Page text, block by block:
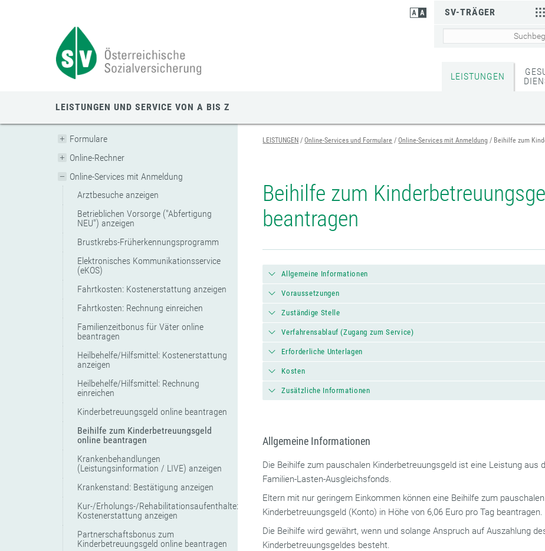
SV-TRÄGER
LEISTUNGEN
LEISTUNGEN UND SERVICE VON A BIS Z
Formulare
Online-Rechner
Online-Services mit Anmeldung
Arztbesuche anzeigen
Betrieblichen Vorsorge ("Abfertigung
NEU") anzeigen
Brustkrebs-Früherkennungsprogramm
Elektronisches Kommunikationsservice
(eKOS)
Fahrtkosten: Kostenerstattung anzeigen
Fahrtkosten: Rechnung einreichen
Familienzeitbonus für Väter online
beantragen
Heilbehelfe/Hilfsmittel: Kostenerstattung
anzeigen
Heilbehelfe/Hilfsmittel: Rechnung
einreichen
Kinderbetreuungsgeld online beantragen
Beihilfe zum Kinderbetreuungsgeld
online beantragen
Krankenbehandlungen
(Leistungsinformation / LIVE) anzeigen
Krankenstand: Bestätigung anzeigen
Kur-/Erholungs-/Rehabilitationsaufenthalte:
Kostenerstattung anzeigen
Partnerschaftsbonus zum
Kinderbetreuungsgeld online beantragen
LEISTUNGEN Online-Services und Formulare Online-Services mit Anmeldung Beihilfe zum
Beihilfe zum
beantragen
Allgemeine Informationen
Voraussetzungen
Zuständige Stelle
Verfahrensablauf (Zugang zum Service)
Erforderliche Unterlagen
Kosten
Zusätzliche Informationen
Allgemeine Informationen
Die Beihilfe zum pauschalen Kinderbetreuungsgeld ist eine Leistung aus
Familien-Lasten-Ausgleichsfonds.
Eltern mit nur geringem Einkommen können eine Beihilfe zum pauschalen
Kinderbetreuungsgeld (Konto) in Höhe von 6,06 Euro pro Tag beantragen.
Die Beihilfe wird gewährt, wenn und solange Anspruch auf Auszahlung
Kinderbetreuungsgeldes besteht.